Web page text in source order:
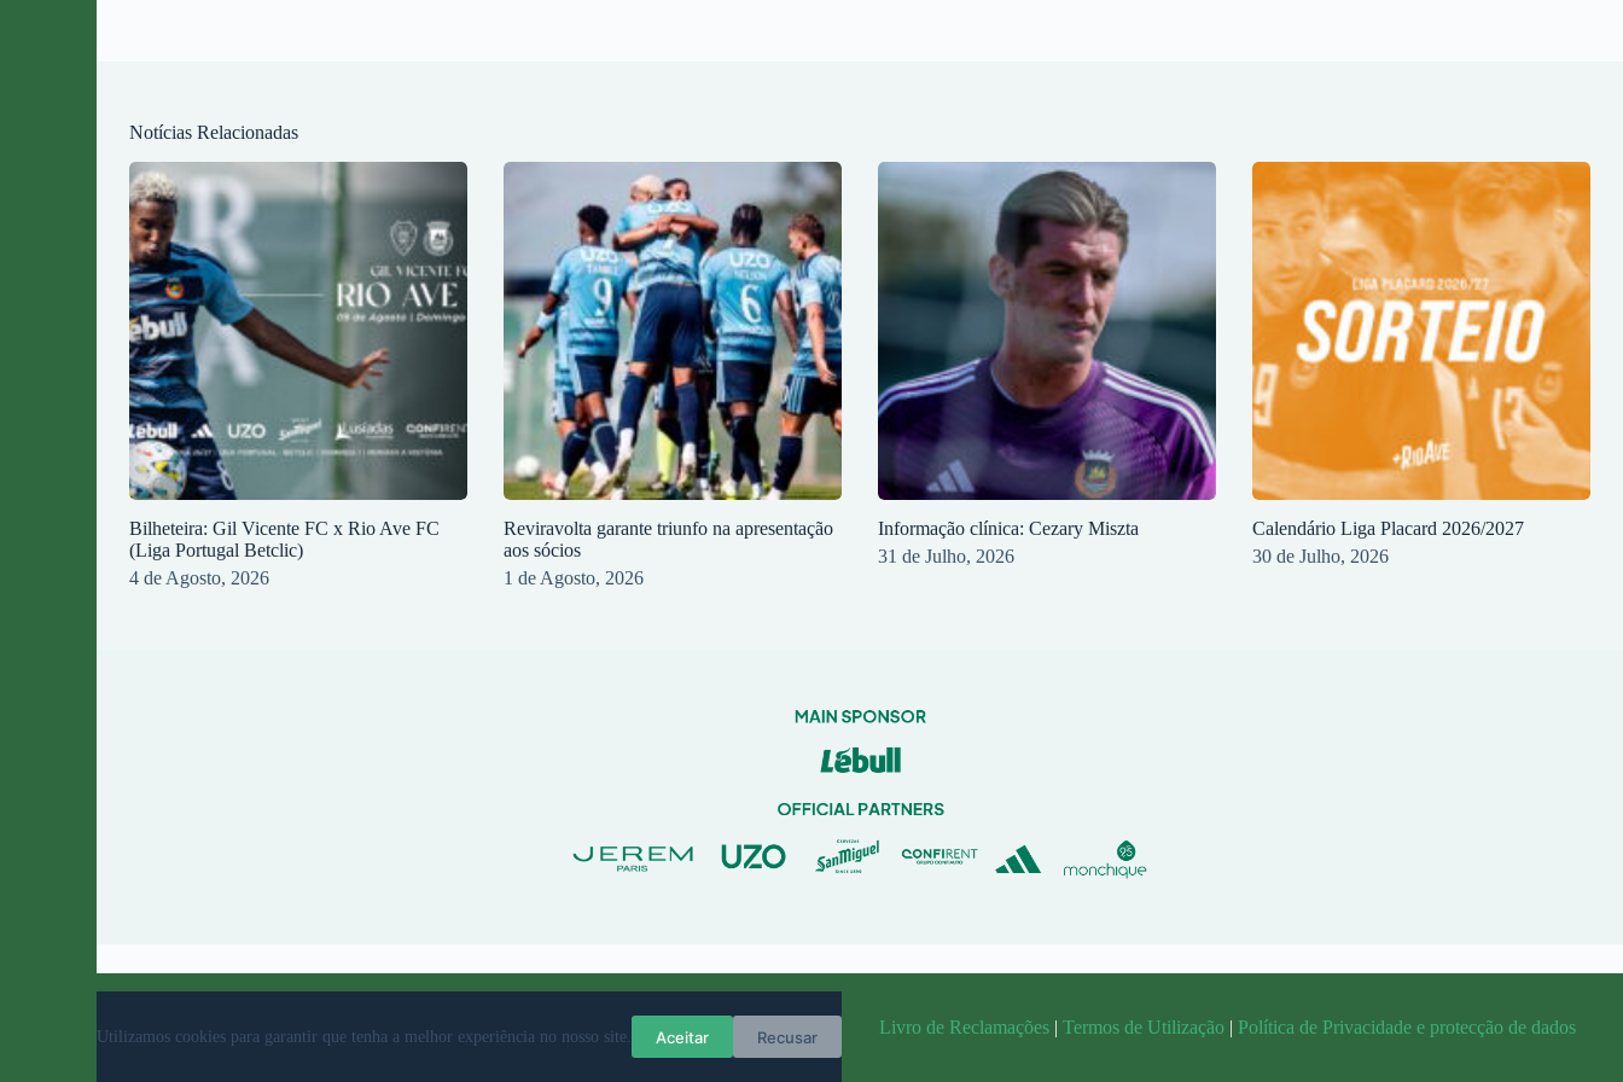
Utilizamos cookies para garantir que tenha a melhor experiência no nosso site. Aceitar Recusar
Notícias Relacionadas
Bilheteira: Gil Vicente FC x Rio Ave FC
(Liga Portugal Betclic)
4 de Agosto, 2026
Reviravolta garante triunfo na apresentação
aos sócios
1 de Agosto, 2026
Informação clínica: Cezary Miszta
31 de Julho, 2026
Calendário Liga Placard 2026/2027
30 de Julho, 2026
© 2023 Rio Ave Futebol Clube Desenvolvido por Livro de Reclamações | Termos de Utilização | Política de Privacidade e protecção de dados